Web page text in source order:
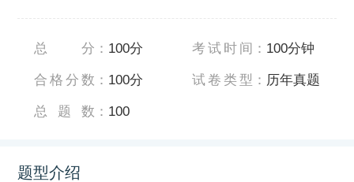
总分 ： 100分
合格分数 ： 100分
总题数 ： 100
考试时间 ： 100分钟
试卷类型 ： 历年真题
题型介绍